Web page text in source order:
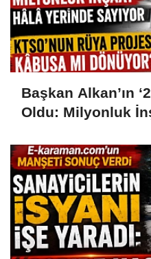
Başkan Alkan’ın
Oldu: Milyonluk